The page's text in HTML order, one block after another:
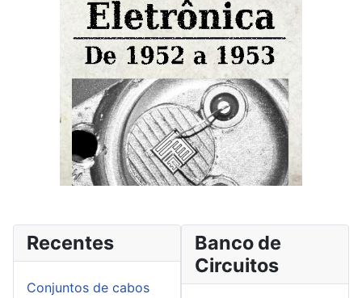
Recentes
Conjuntos de cabos
Banco de
Circuitos